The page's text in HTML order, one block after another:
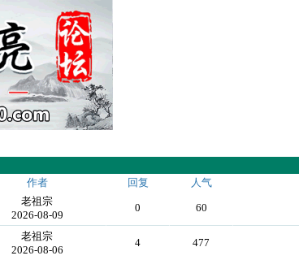
作者 回复 人气
老祖宗
2026-08-09
0 60
老祖宗
2026-08-06
4 477